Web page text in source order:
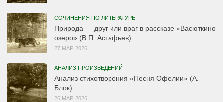
СОЧИНЕНИЯ ПО ЛИТЕРАТУРЕ
Природа — друг или враг в рассказе «Васюткино
озеро» (В.П. Астафьев)
27 МАР, 2026
АНАЛИЗ ПРОИЗВЕДЕНИЙ
Анализ стихотворения «Песня Офелии» (А.
Блок)
26 МАР, 2026